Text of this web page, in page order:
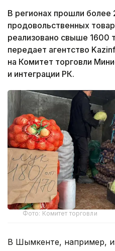
В регионах прошли более
продовольственных
реализовано свыше 1600
передает агентство
на Комитет торговли
и интеграции РК.
Фото: Комитет торговли
В Шымкенте, например,